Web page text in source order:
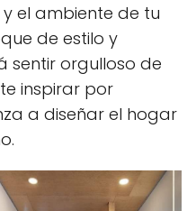
el ambiente de tu
de estilo y
sentir orgulloso de
inspirar por
a diseñar el hogar